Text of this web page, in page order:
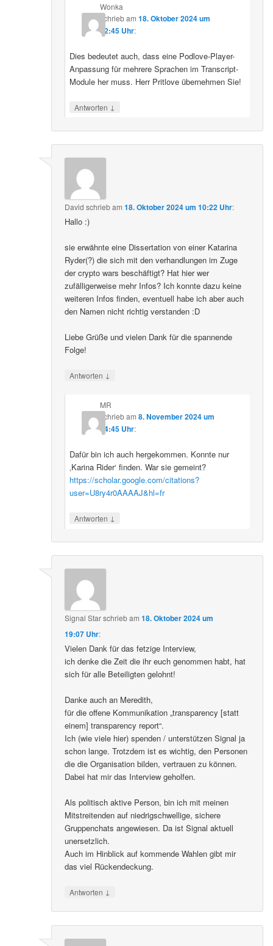
Wonka
schriebam 18. Oktober 2024 um
12:45 Uhr:
Dies bedeutet auch, dass eine Podlove-Player-
Anpassung für mehrere Sprachen im Transcript-
Module her muss. Herr Pritlove übernehmen Sie!
Antworten ↓
David schriebam18. Oktober 2024 um 10:22 Uhr:
Hallo :)
sie erwähnte eine Dissertation von einer Katarina
Ryder(?) die sich mit den verhandlungen im Zuge
der crypto wars beschäftigt? Hat hier wer
zufälligerweise mehr Infos? Ich konnte dazu keine
weiteren Infos finden, eventuell habe ich aber auch
den Namen nicht richtig verstanden :D
Liebe Grüße und vielen Dank für die spannende
Folge!
Antworten ↓
MR
schriebam 8. November 2024 um
14:45 Uhr:
Dafür bin ich auch hergekommen. Konnte nur
‚Karina Rider‘ finden. War sie gemeint?
https://scholar.google.com/citations?
user=U8ry4r0AAAAJ&hl=fr
Antworten ↓
Signal Starschriebam18. Oktober 2024 um
19:07 Uhr:
Vielen Dank für das fetzige Interview,
ich denke die Zeit die ihr euch genommen habt, hat
sich für alle Beteiligten gelohnt!
Danke auch an Meredith,
für die offene Kommunikation „transparency [statt
einem] transparency report“.
Ich (wie viele hier) spenden / unterstützen Signal ja
schon lange. Trotzdem ist es wichtig, den Personen
die die Organisation bilden, vertrauen zu können.
Dabei hat mir das Interview geholfen.
Als politisch aktive Person, bin ich mit meinen
Mitstreitenden auf niedrigschwellige, sichere
Gruppenchats angewiesen. Da ist Signal aktuell
unersetzlich.
Auch im Hinblick auf kommende Wahlen gibt mir
das viel Rückendeckung.
Antworten ↓